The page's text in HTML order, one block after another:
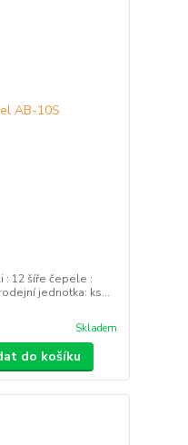
: 12 šíře čepele :
jednotka: ks...
Skladem
do košíku